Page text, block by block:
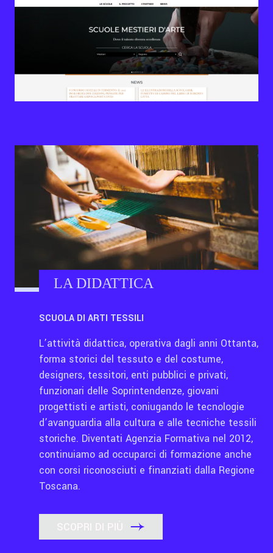
LA DIDATTICA
SCUOLA DI ARTI TESSILI
L’attività didattica, operativa dagli anni Ottanta,
forma storici del tessuto e del costume,
designers, tessitori, enti pubblici e privati,
funzionari delle Soprintendenze, giovani
progettisti e artisti, coniugando le tecnologie
d’avanguardia alla cultura e alle tecniche tessili
storiche. Diventati Agenzia Formativa nel 2012,
continuiamo ad occuparci di formazione anche
con corsi riconosciuti e finanziati dalla Regione
Toscana.
SCOPRI DI PIÙ